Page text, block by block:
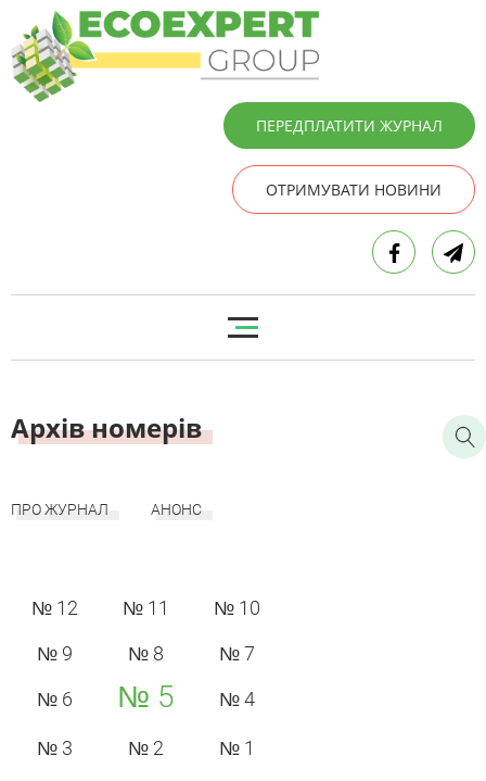
ПЕРЕДПЛАТИТИ ЖУРНАЛ
ОТРИМУВАТИ НОВИНИ
Архів номерів
ПРО ЖУРНАЛ АНОНС
№ 12 № 11
№ 10
№ 9
№ 8
№ 7
№ 6
№ 5 № 4
№ 3 № 2 № 1